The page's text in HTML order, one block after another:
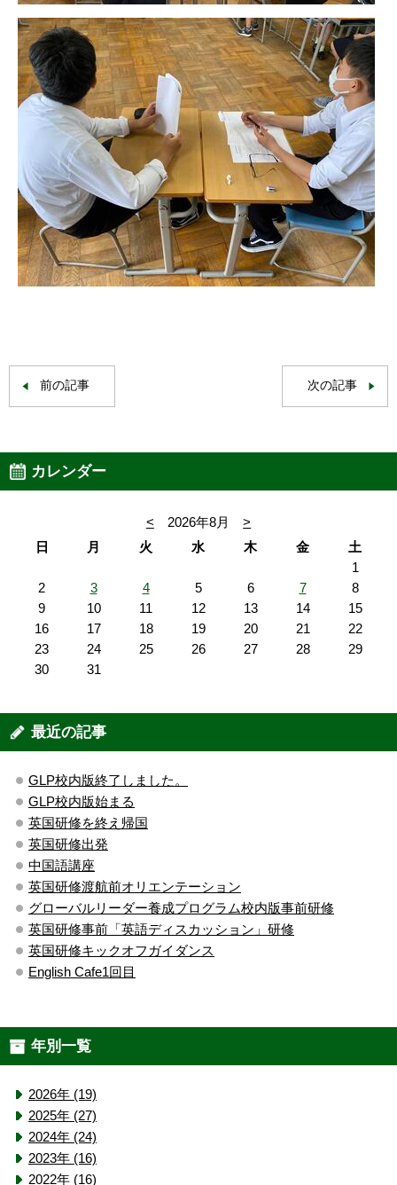
前の記事 次の記事
カレンダー
< 2026年8月
>
日
月 火 水 木 金
土
1
2
3 4 5 6 7
8
9
10 11 12 13 14
15
16
17 18 19 20 21
22
23
24 25 26 27 28
29
30
31
最近の記事
GLP校内版終了しました。
GLP校内版始まる
英国研修を終え帰国
英国研修出発
中国語講座
英国研修渡航前オリエンテーション
グローバルリーダー養成プログラム校内版事前研修
英国研修事前「英語ディスカッション」研修
英国研修キックオフガイダンス
English Cafe1回目
年別一覧
2026年 (19)
2025年 (27)
2024年 (24)
2023年 (16)
2022年 (16)